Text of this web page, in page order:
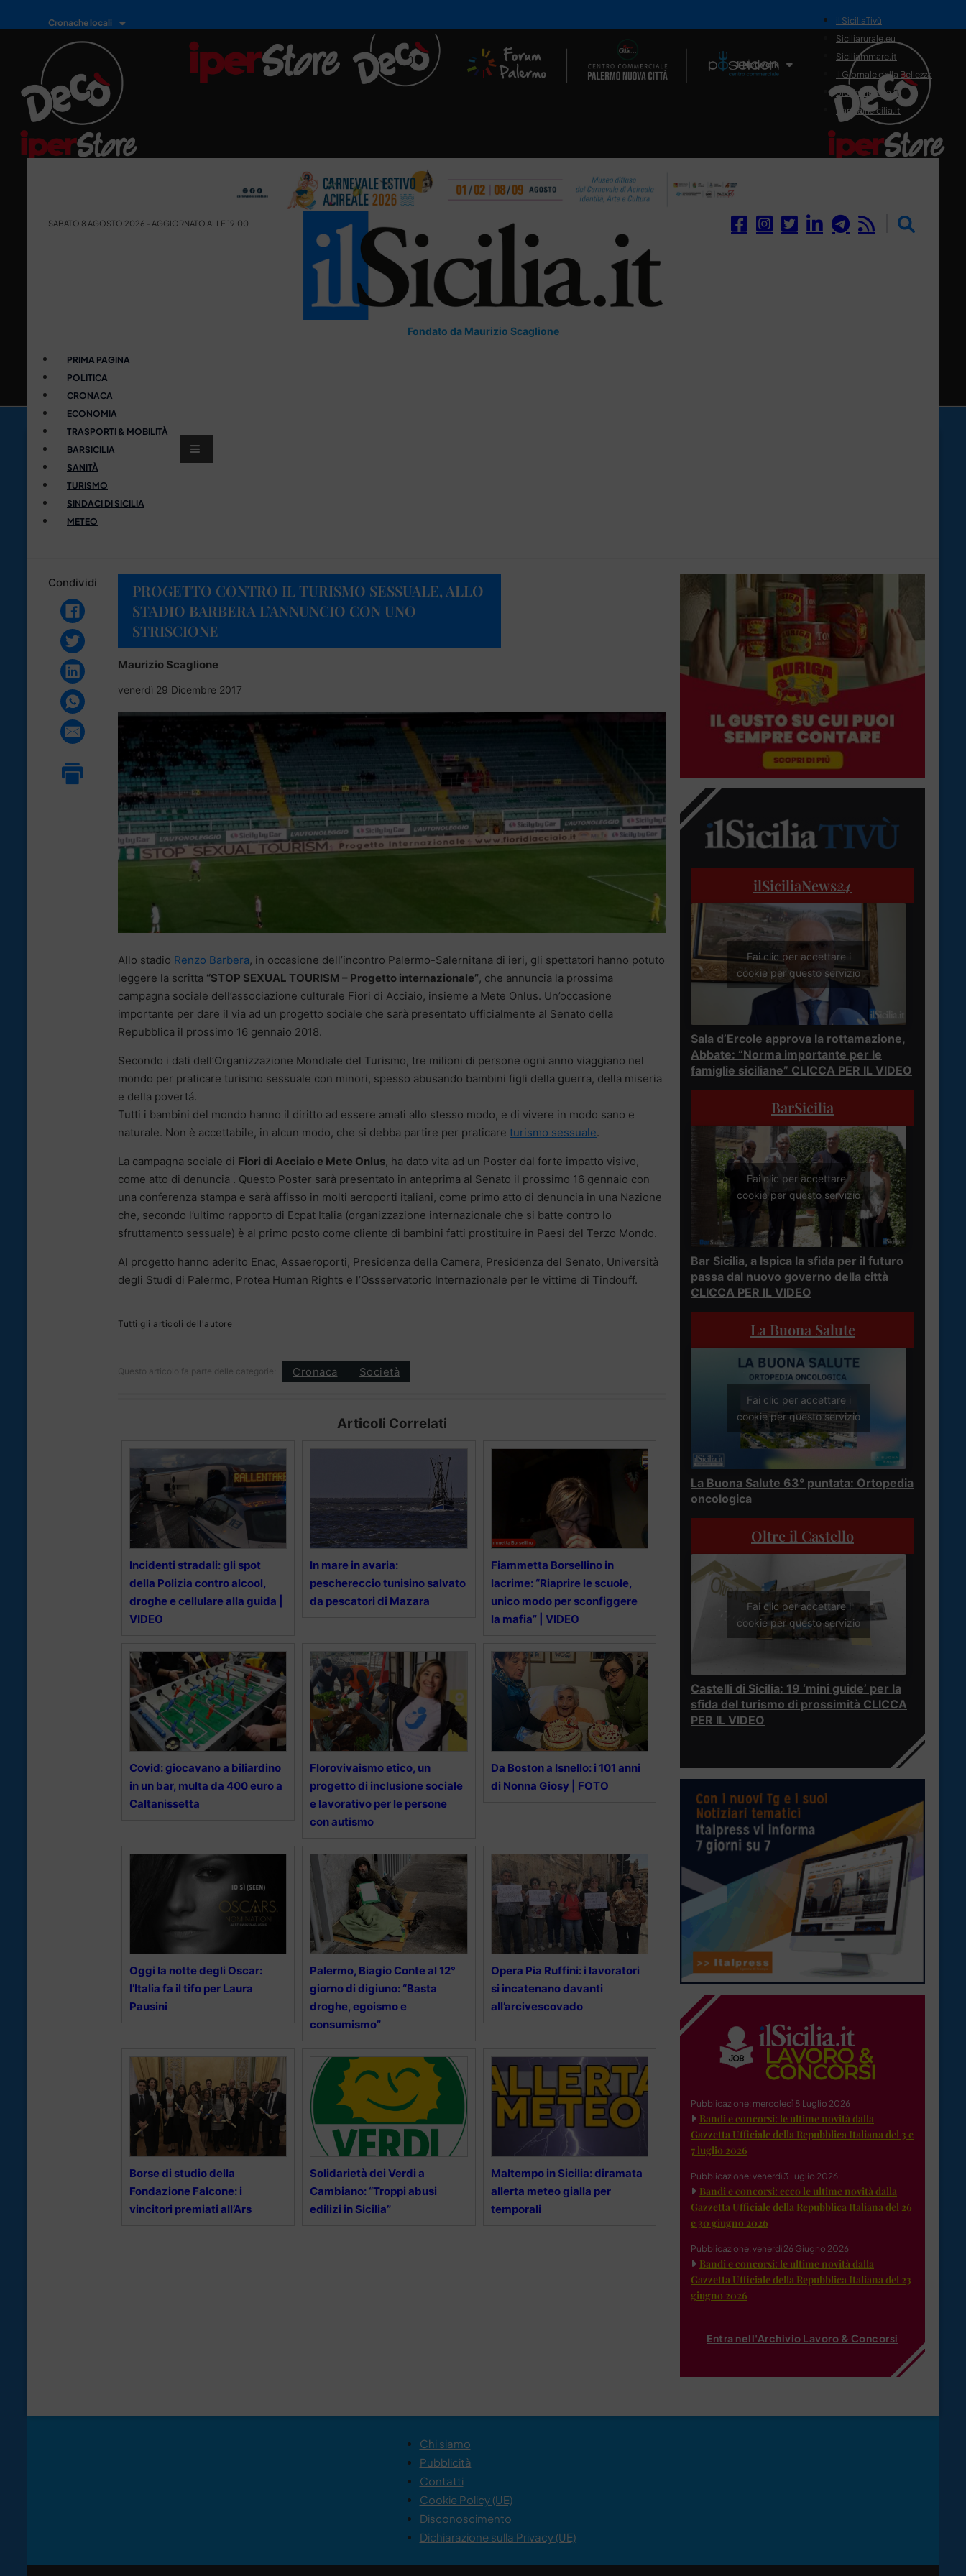
Cronache locali
Il Network
il SiciliaTivù
Siciliarurale.eu
Siciliammare.it
Il Giornale della Bellezza
Siciliamedica.it
Sanitainsicilia.it
SABATO 8 AGOSTO 2026 - AGGIORNATO ALLE 19:00
Fondato da Maurizio Scaglione
PRIMA PAGINA
POLITICA
CRONACA
ECONOMIA
TRASPORTI & MOBILITÀ
BARSICILIA
SANITÀ
TURISMO
SINDACI DI SICILIA
METEO
Condividi
PROGETTO CONTRO IL TURISMO SESSUALE, ALLO
STADIO BARBERA L’ANNUNCIO CON UNO
STRISCIONE
Maurizio Scaglione
venerdì 29 Dicembre 2017
Allo stadio Renzo Barbera, in occasione dell’incontro Palermo-Salernitana di ieri, gli spettatori hanno potuto
leggere la scritta “STOP SEXUAL TOURISM – Progetto internazionale”, che annuncia la prossima
campagna sociale dell’associazione culturale Fiori di Acciaio, insieme a Mete Onlus. Un’occasione
importante per dare il via ad un progetto sociale che sarà presentato ufficialmente al Senato della
Repubblica il prossimo 16 gennaio 2018.
Secondo i dati dell’Organizzazione Mondiale del Turismo, tre milioni di persone ogni anno viaggiano nel
mondo per praticare turismo sessuale con minori, spesso abusando bambini figli della guerra, della miseria
e della povertá.
Tutti i bambini del mondo hanno il diritto ad essere amati allo stesso modo, e di vivere in modo sano e
naturale. Non è accettabile, in alcun modo, che si debba partire per praticare turismo sessuale.
La campagna sociale di Fiori di Acciaio e Mete Onlus, ha dato vita ad un Poster dal forte impatto visivo,
come atto di denuncia . Questo Poster sarà presentato in anteprima al Senato il prossimo 16 gennaio con
una conferenza stampa e sarà affisso in molti aeroporti italiani, come primo atto di denuncia in una Nazione
che, secondo l’ultimo rapporto di Ecpat Italia (organizzazione internazionale che si batte contro lo
sfruttamento sessuale) è al primo posto come cliente di bambini fatti prostituire in Paesi del Terzo Mondo.
Al progetto hanno aderito Enac, Assaeroporti, Presidenza della Camera, Presidenza del Senato, Università
degli Studi di Palermo, Protea Human Rights e l’Ossservatorio Internazionale per le vittime di Tindouff.
Tutti gli articoli dell'autore
Questo articolo fa parte delle categorie: Cronaca Società
Articoli Correlati
Incidenti stradali: gli spot
della Polizia contro alcool,
droghe e cellulare alla guida |
VIDEO
In mare in avaria:
peschereccio tunisino salvato
da pescatori di Mazara
Fiammetta Borsellino in
lacrime: “Riaprire le scuole,
unico modo per sconfiggere
la mafia” | VIDEO
Covid: giocavano a biliardino
in un bar, multa da 400 euro a
Caltanissetta
Florovivaismo etico, un
progetto di inclusione sociale
e lavorativo per le persone
con autismo
Da Boston a Isnello: i 101 anni
di Nonna Giosy | FOTO
Oggi la notte degli Oscar:
l’Italia fa il tifo per Laura
Pausini
Palermo, Biagio Conte al 12°
giorno di digiuno: “Basta
droghe, egoismo e
consumismo”
Opera Pia Ruffini: i lavoratori
si incatenano davanti
all’arcivescovado
Borse di studio della
Fondazione Falcone: i
vincitori premiati all’Ars
Solidarietà dei Verdi a
Cambiano: “Troppi abusi
edilizi in Sicilia”
Maltempo in Sicilia: diramata
allerta meteo gialla per
temporali
ilSiciliaNews24
Fai clic per accettare i
cookie per questo servizio
Sala d’Ercole approva la rottamazione,
Abbate: “Norma importante per le
famiglie siciliane” CLICCA PER IL VIDEO
BarSicilia
Fai clic per accettare i
cookie per questo servizio
Bar Sicilia, a Ispica la sfida per il futuro
passa dal nuovo governo della città
CLICCA PER IL VIDEO
La Buona Salute
Fai clic per accettare i
cookie per questo servizio
La Buona Salute 63° puntata: Ortopedia
oncologica
Oltre il Castello
Fai clic per accettare i
cookie per questo servizio
Castelli di Sicilia: 19 ‘mini guide’ per la
sfida del turismo di prossimità CLICCA
PER IL VIDEO
Pubblicazione: mercoledì 8 Luglio 2026
Bandi e concorsi: le ultime novità dalla
Gazzetta Ufficiale della Repubblica Italiana del 3 e
7 luglio 2026
Pubblicazione: venerdì 3 Luglio 2026
Bandi e concorsi: ecco le ultime novità dalla
Gazzetta Ufficiale della Repubblica Italiana del 26
e 30 giugno 2026
Pubblicazione: venerdì 26 Giugno 2026
Bandi e concorsi: le ultime novità dalla
Gazzetta Ufficiale della Repubblica Italiana del 23
giugno 2026
Entra nell'Archivio Lavoro & Concorsi
Chi siamo
Pubblicità
Contatti
Cookie Policy (UE)
Disconoscimento
Dichiarazione sulla Privacy (UE)